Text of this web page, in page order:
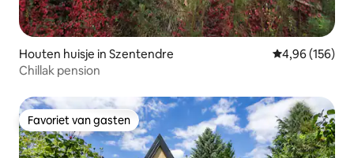
Houten huisje in Szentendre Gemiddelde
4,96 (156)
Chillak pension
Favoriet van gasten
Favoriet van gasten